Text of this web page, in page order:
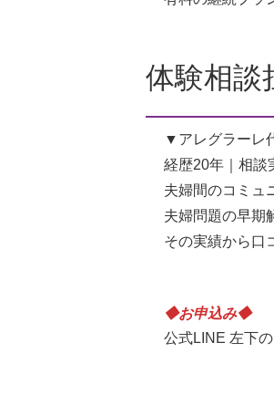
体験相談
▼アレグラーレ
経歴20年｜相談
夫婦間のコミュ
夫婦問題の早期
その実績から口
◆お申込み◆
公式LINE 左下